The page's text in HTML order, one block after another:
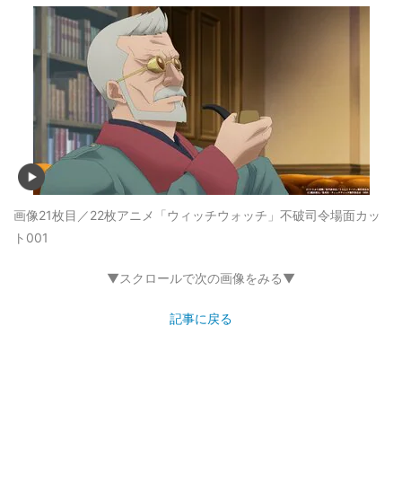
画像21枚目／22枚アニメ「ウィッチウォッチ」不破司令場面カッ
ト001
▼スクロールで次の画像をみる▼
記事に戻る